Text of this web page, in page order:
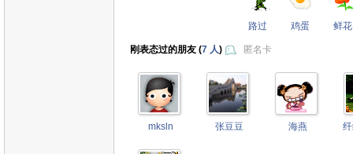
路过 鸡蛋 鲜花
刚表态过的朋友 (7 人) 匿名卡
mksln 张豆豆 海燕